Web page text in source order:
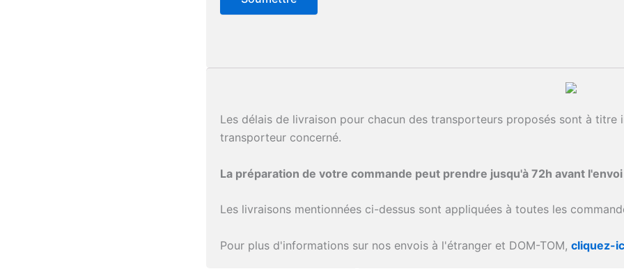
Les délais de livraison pour chacun des transporteurs proposés sont à
transporteur concerné.
La préparation de votre commande peut prendre jusqu'à 72h avant
Les livraisons mentionnées ci-dessus sont appliquées à toutes les
Pour plus d'informations sur nos envois à l'étranger et DOM-TOM, cliquez-